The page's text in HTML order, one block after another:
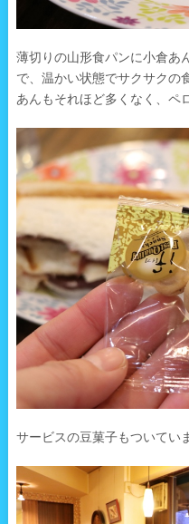
薄切りの山形食パンに小倉あ
で、温かい状態でサクサクの
あんもそれほど多くなく、ペ
サービスの豆菓子もついてい